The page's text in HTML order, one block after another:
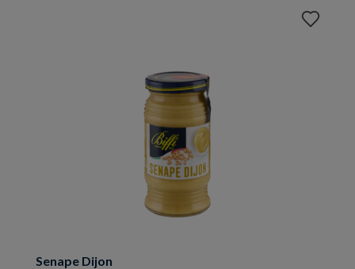
Senape Dijon
Aggiungi